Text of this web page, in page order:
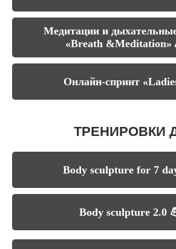
Медитации и
«Breath &Meditation»
Онлайн-спринт
ТРЕНИРОВКИ
Body sculpture for 7
Body sculpture 2.0